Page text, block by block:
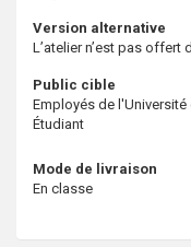
Version alternative
L’atelier n’est pas offert
Public cible
Employés de l'Université
Étudiant
Mode de livraison
En classe